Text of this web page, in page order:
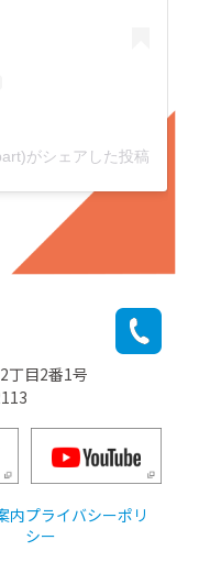
がシェアした投稿
丁目2番1号
内プライバシーポリ
シー